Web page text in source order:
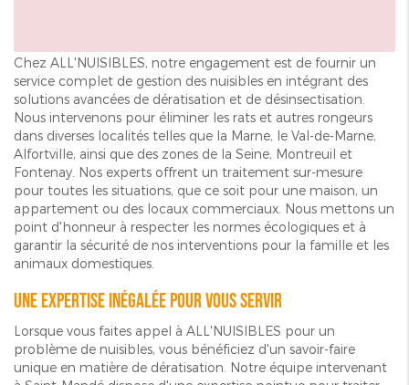
Chez ALL'NUISIBLES, notre engagement est de fournir un
service complet de gestion des nuisibles en intégrant des
solutions avancées de dératisation et de désinsectisation.
Nous intervenons pour éliminer les rats et autres rongeurs
dans diverses localités telles que la Marne, le Val-de-Marne,
Alfortville, ainsi que des zones de la Seine, Montreuil et
Fontenay. Nos experts offrent un traitement sur-mesure
pour toutes les situations, que ce soit pour une maison, un
appartement ou des locaux commerciaux. Nous mettons un
point d'honneur à respecter les normes écologiques et à
garantir la sécurité de nos interventions pour la famille et les
animaux domestiques.
Une expertise inégalée pour vous servir
Lorsque vous faites appel à ALL'NUISIBLES pour un
problème de nuisibles, vous bénéficiez d'un savoir-faire
unique en matière de dératisation. Notre équipe intervenant